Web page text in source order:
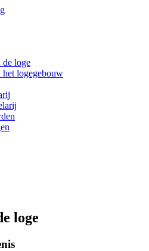
de loge
het logegebouw
loge